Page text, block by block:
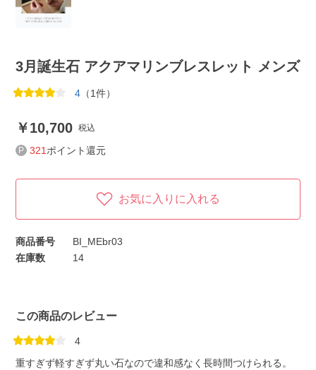
3月誕生石 アクアマリンブレスレット メンズ
4 （1件）
10,700 税込
321 ポイント還元
お気に入りに入れる
商品番号
BI_MEbr03
在庫数
14
この商品のレビュー
4
重すぎず軽すぎず丸い石なので違和感なく長時間つけられる。